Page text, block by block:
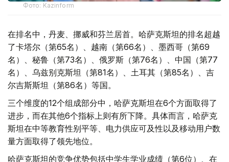
Фото: Kazinform
在排名中，丹麦、挪威和芬兰居首。哈萨克斯坦的排名超越
了卡塔尔（第65名）、越南（第66名）、墨西哥（第69
名）、秘鲁（第73名）、俄罗斯（第76名）、中国（第77
名）、乌兹别克斯坦（第81名）、土耳其（第85名）、吉
尔吉斯斯坦（第86名）等国。
三个维度的12个组成部分中，哈萨克斯坦在6个方面取得了
进步，而在其他6个指标上则有所下降。具体而言，哈萨克
斯坦在中等教育性别平等、电力供应可及性以及移动用户数
量方面取得了领先地位。
哈萨克斯坦的竞争优势包括中学生学业成绩（第6位）、在